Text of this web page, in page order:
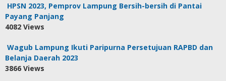
HPSN 2023, Pemprov Lampung Bersih-bersih di Pantai
Payang Panjang
4082 Views
Wagub Lampung Ikuti Paripurna Persetujuan RAPBD dan
Belanja Daerah 2023
3866 Views